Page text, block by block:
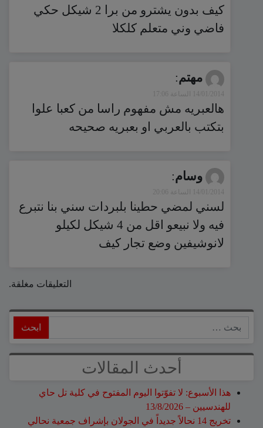
كيف بدون يشترو من برا 2 شيكل حكي
فاضي وني متعلم كلكلا
مهتم:
14/01/2014 الساعة 17:06
هالعبريه مش مفهوم راسا من كعبا علوا
بتكتب بالعربي او بعبريه صحيحه
وسام:
14/01/2014 الساعة 20:06
لسني لمضي حطينا بلبردات سني بنا نتبرع
فيه ولا نبيعو اقل من 4 شيكل لكيلو
لانوشيفين وضع تجار كيف
التعليقات مغلقة.
أحدث المقالات
هذا الأسبوع: لا تفوّتوا اليوم المفتوح في كلية تل حاي
للهندسيين – 13/8/2026
تخريج 14 نحالاً جديداً في الجولان بإشراف جمعية نحالي